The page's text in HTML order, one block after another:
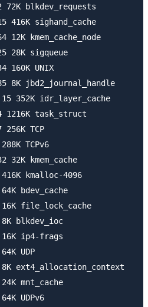
72K blkdev_requests
416K sighand_cache
12K kmem_cache_node
28K sigqueue
160K UNIX
8K jbd2_journal_handle
15 352K idr_layer_cache
1216K task_struct
TCP
TCPv6
32K kmem_cache
kmalloc-4096
bdev_cache
16K file_lock_cache
blkdev_ioc
16K ip4-frags
UDP
8K ext4_allocation_context
mnt_cache
UDPv6